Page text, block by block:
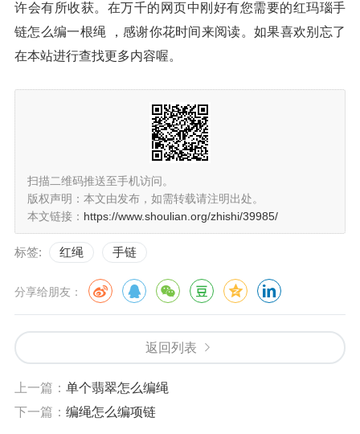
许会有所收获。在万千的网页中刚好有您需要的红玛瑙手
链怎么编一根绳 ，感谢你花时间来阅读。如果喜欢别忘了
在本站进行查找更多内容喔。
扫描二维码推送至手机访问。
版权声明：本文由发布，如需转载请注明出处。
本文链接： https://www.shoulian.org/zhishi/39985/
标签: 红绳 手链
分享给朋友：
返回列表
上一篇： 单个翡翠怎么编绳
下一篇： 编绳怎么编项链